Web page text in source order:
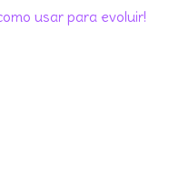
usar para evoluir!